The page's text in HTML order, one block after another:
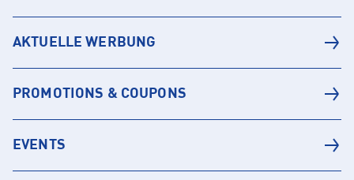
AKTUELLE WERBUNG
PROMOTIONS & COUPONS
EVENTS